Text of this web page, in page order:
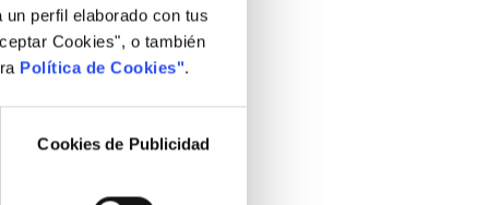
perfil elaborado con tus
Cookies", o también
Política de Cookies".
Cookies de Publicidad